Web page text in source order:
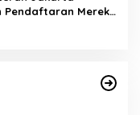
Pendaftaran Merek
Indramayu